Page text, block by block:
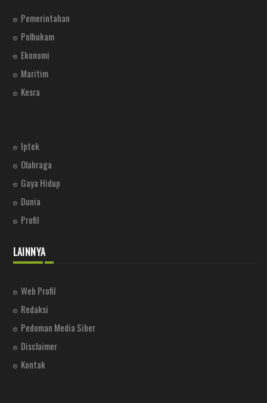
Pemerintahan
Polhukam
Ekonomi
Maritim
Kesra
Iptek
Olahraga
Gaya Hidup
Dunia
Profil
LAINNYA
Web Profil
Redaksi
Pedoman Media Siber
Disclaimer
Kontak